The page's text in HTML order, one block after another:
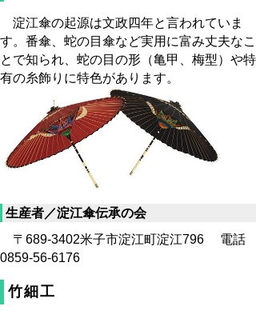
淀江傘の起源は文政四年と言われていま
す。番傘、蛇の目傘など実用に富み丈夫なこ
とで知られ、蛇の目の形（亀甲、梅型）や特
有の糸飾りに特色があります。
生産者／淀江傘伝承の会
〒689-3402米子市淀江町淀江796 電話
0859-56-6176
竹細工